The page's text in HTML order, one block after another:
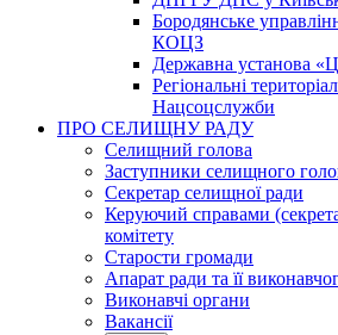
Бородянське
КОЦЗ
Державна установа
Регіональні
Нацсоцслужби
ПРО СЕЛИЩНУ РАДУ
Селищний голова
Заступники селищного
Секретар селищної ради
Керуючий справами
комітету
Старости громади
Апарат ради та її
Виконавчі органи
Вакансії